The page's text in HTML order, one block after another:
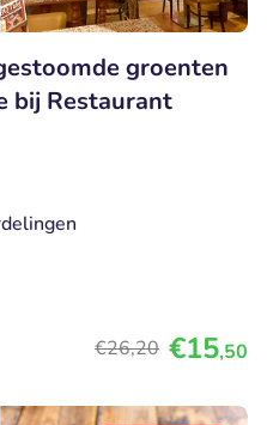
groenten
bij Restaurant
€26,20 €15,50